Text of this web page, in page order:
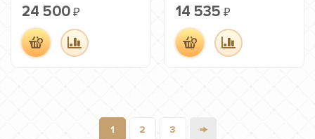
24 500 ₽ 14 535 ₽
1 2 3 →